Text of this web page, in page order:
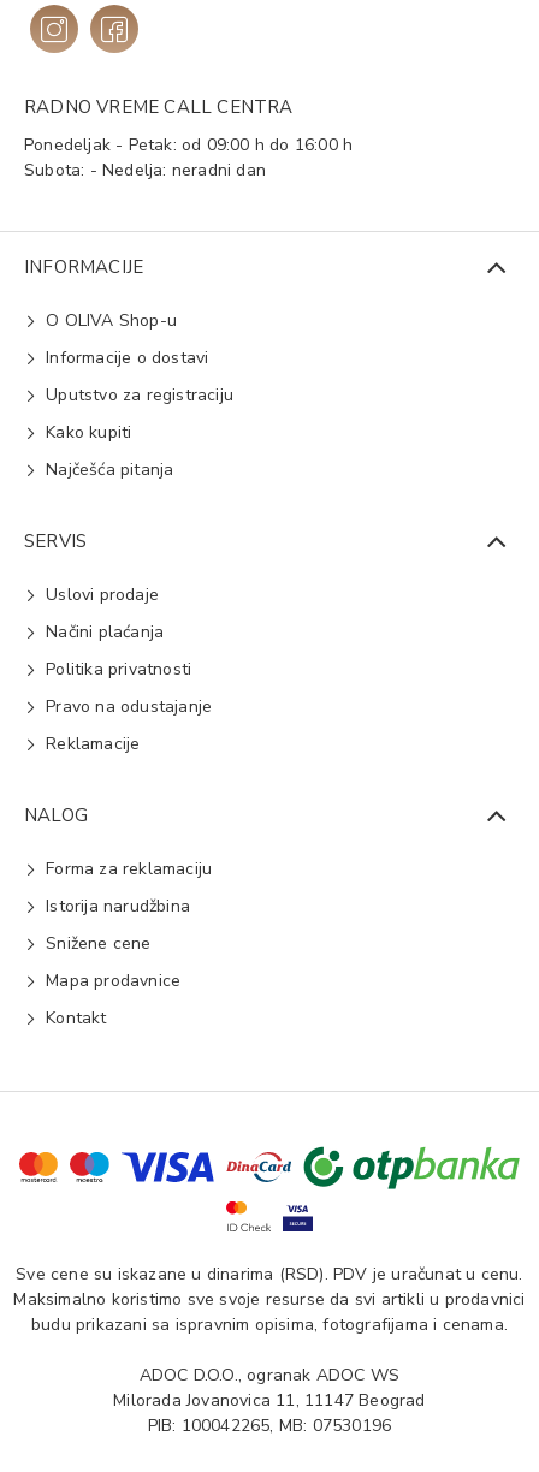
RADNO VREME CALL CENTRA
Ponedeljak - Petak: od 09:00 h do 16:00 h
Subota: - Nedelja: neradni dan
INFORMACIJE
O OLIVA Shop-u
Informacije o dostavi
Uputstvo za registraciju
Kako kupiti
Najčešća pitanja
SERVIS
Uslovi prodaje
Načini plaćanja
Politika privatnosti
Pravo na odustajanje
Reklamacije
NALOG
Forma za reklamaciju
Istorija narudžbina
Snižene cene
Mapa prodavnice
Kontakt
Sve cene su iskazane u dinarima (RSD). PDV je uračunat u cenu.
Maksimalno koristimo sve svoje resurse da svi artikli u prodavnici
budu prikazani sa ispravnim opisima, fotografijama i cenama.
ADOC D.O.O., ogranak ADOC WS
Milorada Jovanovica 11, 11147 Beograd
PIB: 100042265, MB: 07530196